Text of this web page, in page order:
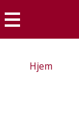
til
hovedindhold
Menu
Hjem